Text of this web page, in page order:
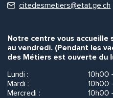
citedesmetiers@etat.ge.ch
Notre centre vous accueille
au vendredi. (Pendant les
des Métiers est ouverte du
Lundi :
10h00
Mardi :
10h00
Mercredi :
10h00